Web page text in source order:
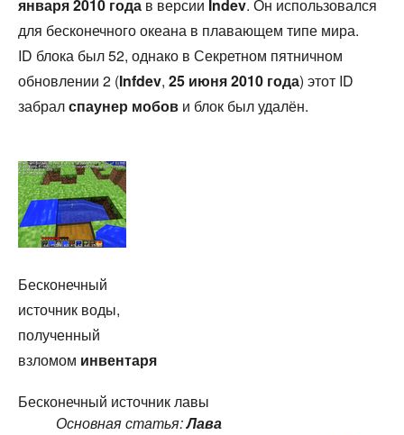
января 2010 года в версии Indev. Он использовался
для бесконечного океана в плавающем типе мира.
ID блока был 52, однако в Секретном пятничном
обновлении 2 (Infdev, 25 июня 2010 года) этот ID
забралспаунер мобов и блок был удалён.
Бесконечный
источник воды,
полученный
взломом инвентаря
Бесконечный источник лавы
Основная статья:Лава